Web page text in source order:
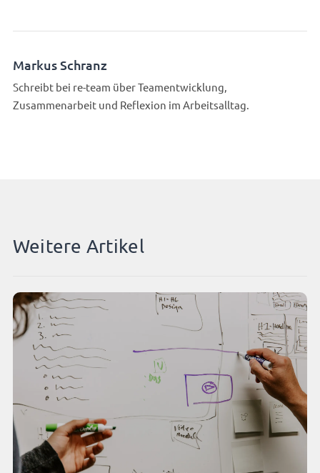
Markus Schranz
Schreibt bei re-team über Teamentwicklung,
Zusammenarbeit und Reflexion im Arbeitsalltag.
Weitere Artikel